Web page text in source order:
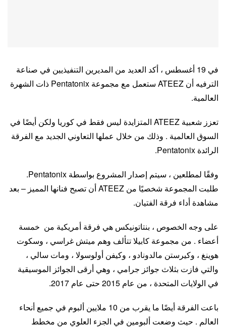
في 19 أغسطس ، أكد العديد من المديرين التنفيذيين في صناعة
الترفيه أن ATEEZ ستعمل مع مجموعة Pentatonix ذات الشهرة
العالمية.
تعزز شعبية ATEEZ المتزايدة ليس فقط في كوريا ولكن أيضًا في
السوق العالمية . وذلك من خلال عملها التعاوني الجديد مع الفرقة
الرائدة Pentatonix.
وفقًا لمطلعين ، سيتم إصدار المشروع بواسطة Pentatonix.
طلبت المجموعة شخصيًا من ATEEZ أن تصبح فنانها المميز – بعد
مشاهدة أداء فرقة الفتيان.
على وجه الخصوص ، بنتاتونيكس هي فرقة أمريكية من خمسة
أعضاء . من مجموعة كابيلا تتألف وهم ميتش غراسي ، وسكوت
هوينغ ، وكيرستن مالدونادو ، وكيفن أولوسولا ، ومات سالي ،
والتي فازت بثلاث جوائز جرامي ، وهي أرقى الجوائز الموسيقية
في الولايات المتحدة ، من عام 2015 حتى عام 2017.
باعت الفرقة أيضًا ما يقرب من 10 ملايين ألبوم في جميع أنحاء
العالم . حيث وضعت ألبومين في الجزء العلوي من مخطط